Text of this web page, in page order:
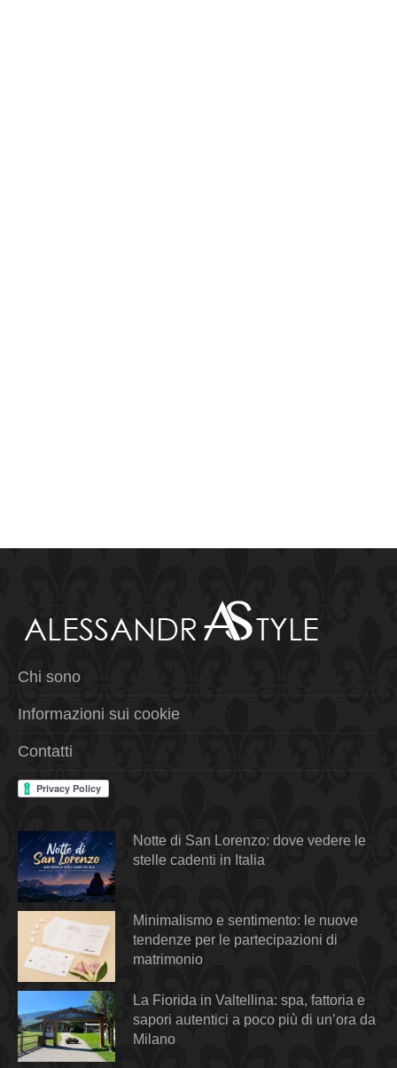
Chi sono
Informazioni sui cookie
Contatti
Notte di San Lorenzo: dove vedere le
stelle cadenti in Italia
Minimalismo e sentimento: le nuove
tendenze per le partecipazioni di
matrimonio
La Fiorida in Valtellina: spa, fattoria e
sapori autentici a poco più di un’ora da
Milano